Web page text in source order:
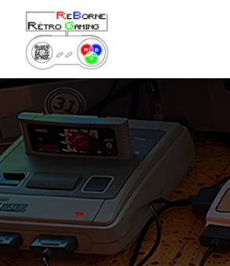
contenu
principal